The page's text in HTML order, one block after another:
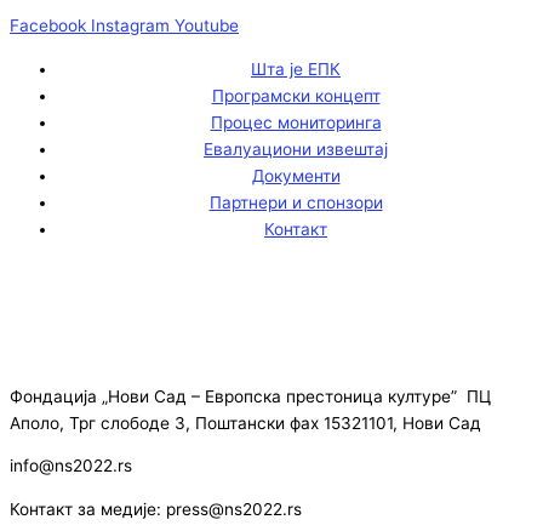
Facebook Instagram Youtube
Шта је ЕПК
Програмски концепт
Процес мониторинга
Евалуациони извештај
Документи
Партнери и спонзори
Контакт
Фондација „Нови Сад – Европска престоница културе” ПЦ
Аполо, Трг слободе 3, Поштански фах 15321101, Нови Сад
info@ns2022.rs
Контакт за медије: press@ns2022.rs